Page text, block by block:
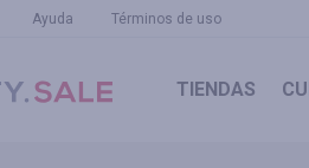
Ayuda Términos de uso
TIENDAS